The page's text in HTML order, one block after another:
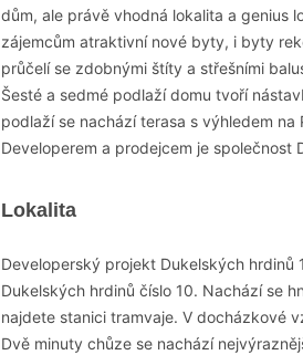
dům, ale právě vhodná lokalita a genius
zájemcům atraktivní nové byty, i byty
průčelí se zdobnými štíty a střešními
Šesté a sedmé podlaží domu tvoří
podlaží se nachází terasa s výhledem
Developerem a prodejcem je společnost
Lokalita
Developerský projekt Dukelských hrdinů
Dukelských hrdinů číslo 10. Nachází se
najdete stanici tramvaje. V docházkové
Dvě minuty chůze se nachází